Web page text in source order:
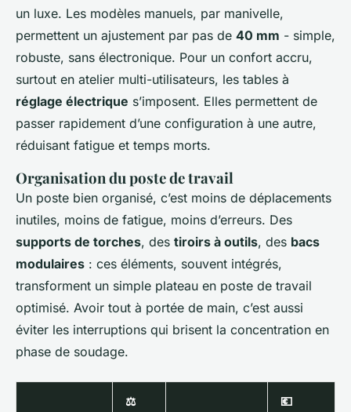
un luxe. Les modèles manuels, par manivelle,
permettent un ajustement par pas de 40 mm - simple,
robuste, sans électronique. Pour un confort accru,
surtout en atelier multi-utilisateurs, les tables à
réglage électrique s’imposent. Elles permettent de
passer rapidement d’une configuration à une autre,
réduisant fatigue et temps morts.
Organisation du poste de travail
Un poste bien organisé, c’est moins de déplacements
inutiles, moins de fatigue, moins d’erreurs. Des
supports de torches, des tiroirs à outils, des bacs
modulaires : ces éléments, souvent intégrés,
transforment un simple plateau en poste de travail
optimisé. Avoir tout à portée de main, c’est aussi
éviter les interruptions qui brisent la concentration en
phase de soudage.
⚖️
💶